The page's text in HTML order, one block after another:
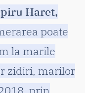
Haret,
poate
la marile
zidiri, marilor